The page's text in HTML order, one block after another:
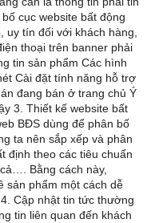
cục website bất động
uy tín đối với khách hàng,
thoại trên banner phải
tin sản phẩm Các hình
Cài đặt tính năng hỗ trợ
đang bán ở trang chủ Ý
3. Thiết kế website bất
BĐS dùng để phân bố
ta nên sắp xếp và phân
định theo các tiêu chuẩn
Bằng cách này,
sản phẩm một cách dễ
Cập nhật tin tức thường
tin liên quan đến khách